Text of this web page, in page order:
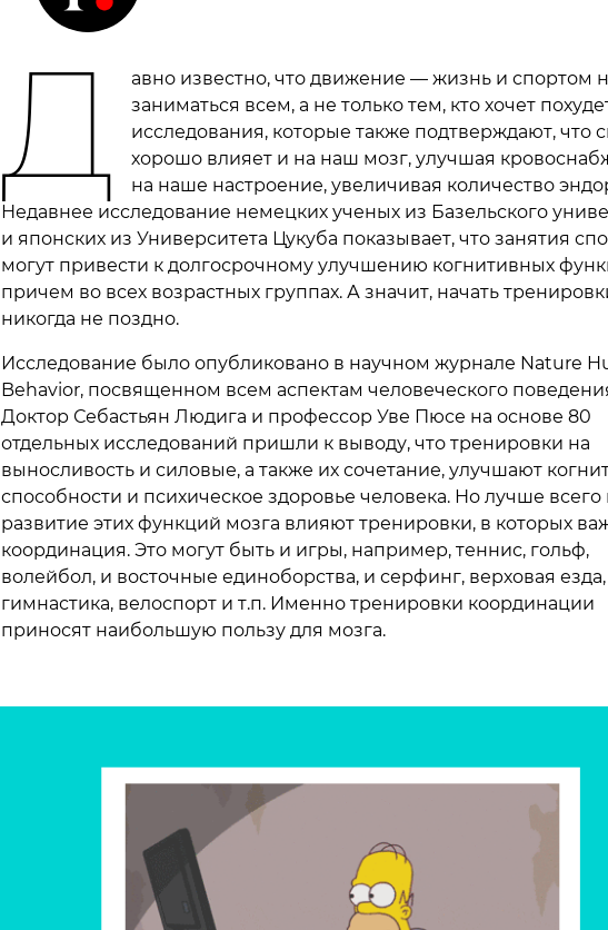
Д
авно известно, что движение — жизнь и спортом
заниматься всем, а не только тем, кто хочет
исследования, которые также подтверждают, что
хорошо влияет и на наш мозг, улучшая
на наше настроение, увеличивая количество
Недавнее исследование немецких ученых из Базельского
и японских из Университета Цукуба показывает, что занятия
могут привести к долгосрочному улучшению когнитивных
причем во всех возрастных группах. А значит, начать
никогда не поздно.
Исследование было опубликовано в научном журнале Nature
Behavior, посвященном всем аспектам человеческого
Доктор Себастьян Людига и профессор Уве Пюсе на основе 80
отдельных исследований пришли к выводу, что тренировки на
выносливость и силовые, а также их сочетание, улучшают
способности и психическое здоровье человека. Но лучше всего
развитие этих функций мозга влияют тренировки, в которых
координация. Это могут быть и игры, например, теннис, гольф,
волейбол, и восточные единоборства, и серфинг, верховая езда,
гимнастика, велоспорт и т.п. Именно тренировки координации
приносят наибольшую пользу для мозга.